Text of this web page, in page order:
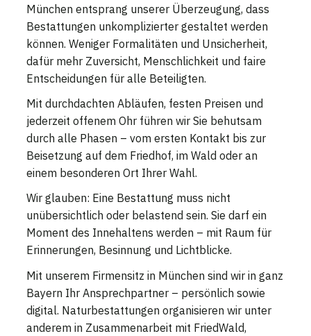
München entsprang unserer Überzeugung, dass
Bestattungen unkomplizierter gestaltet werden
können. Weniger Formalitäten und Unsicherheit,
dafür mehr Zuversicht, Menschlichkeit und faire
Entscheidungen für alle Beteiligten.
Mit durchdachten Abläufen, festen Preisen und
jederzeit offenem Ohr führen wir Sie behutsam
durch alle Phasen – vom ersten Kontakt bis zur
Beisetzung auf dem Friedhof, im Wald oder an
einem besonderen Ort Ihrer Wahl.
Wir glauben: Eine Bestattung muss nicht
unübersichtlich oder belastend sein. Sie darf ein
Moment des Innehaltens werden – mit Raum für
Erinnerungen, Besinnung und Lichtblicke.
Mit unserem Firmensitz in München sind wir in ganz
Bayern Ihr Ansprechpartner – persönlich sowie
digital. Naturbestattungen organisieren wir unter
anderem in Zusammenarbeit mit FriedWald,